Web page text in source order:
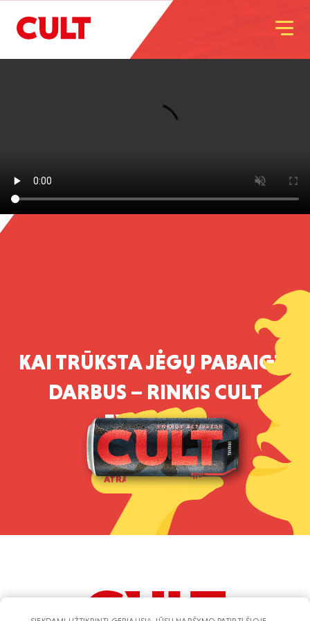
KAI TRŪKSTA JĖGŲ PABAIGTI
DARBUS – RINKIS CULT
ENERGIJĄ.
ATRASK CULT SKONIUS